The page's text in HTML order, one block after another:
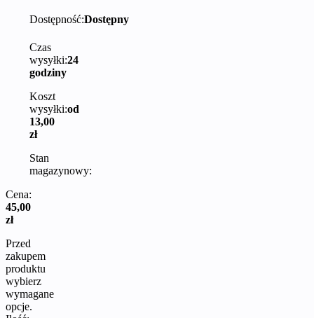
Dostępność:Dostępny
Czas
wysyłki:24
godziny
Koszt
wysyłki:od
13,00
zł
Stan
magazynowy:
Cena:
45,00
zł
Przed
zakupem
produktu
wybierz
wymagane
opcje.